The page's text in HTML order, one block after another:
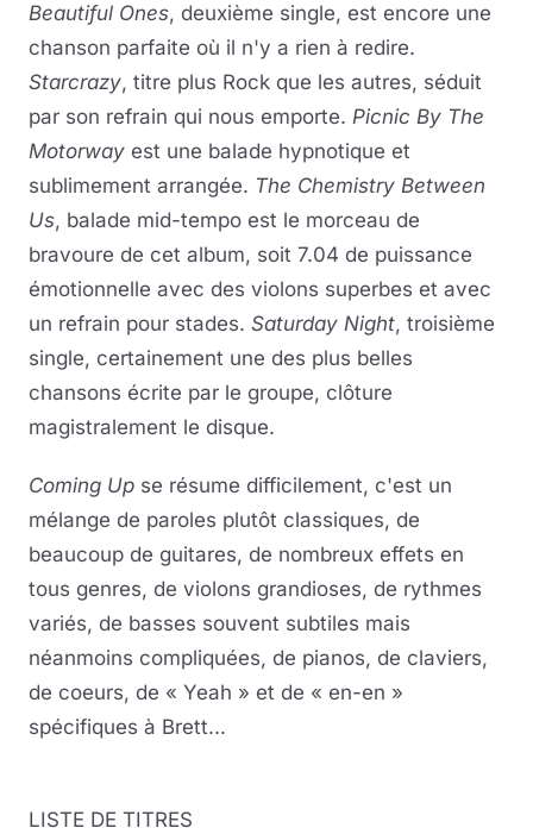
Beautiful Ones, deuxième single, est encore une
chanson parfaite où il n'y a rien à redire.
Starcrazy, titre plus Rock que les autres, séduit
par son refrain qui nous emporte. Picnic By The
Motorway est une balade hypnotique et
sublimement arrangée. The Chemistry Between
Us, balade mid-tempo est le morceau de
bravoure de cet album, soit 7.04 de puissance
émotionnelle avec des violons superbes et avec
un refrain pour stades. Saturday Night, troisième
single, certainement une des plus belles
chansons écrite par le groupe, clôture
magistralement le disque.
Coming Up se résume difficilement, c'est un
mélange de paroles plutôt classiques, de
beaucoup de guitares, de nombreux effets en
tous genres, de violons grandioses, de rythmes
variés, de basses souvent subtiles mais
néanmoins compliquées, de pianos, de claviers,
de coeurs, de « Yeah » et de « en-en »
spécifiques à Brett...
LISTE DE TITRES